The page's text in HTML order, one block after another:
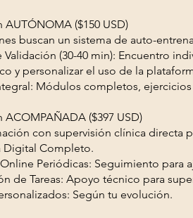
AUTÓNOMA ($150 USD)
buscan un sistema de auto-
Validación (30-40 min): Encuentro
y personalizar el uso de la
Módulos completos,
ACOMPAÑADA ($397 USD)
con supervisión clínica directa
Digital Completo.
Periódicas: Seguimiento para
de Tareas: Apoyo técnico para
Según tu evolución.